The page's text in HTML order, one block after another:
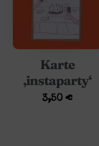
Karte
‚instaparty‘
3,50€